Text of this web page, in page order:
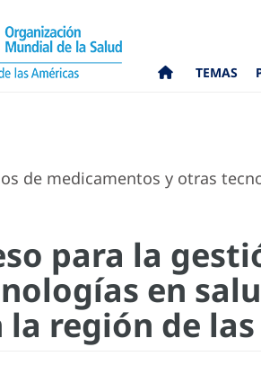
TEMAS
de medicamentos y otras
para la
en
región de